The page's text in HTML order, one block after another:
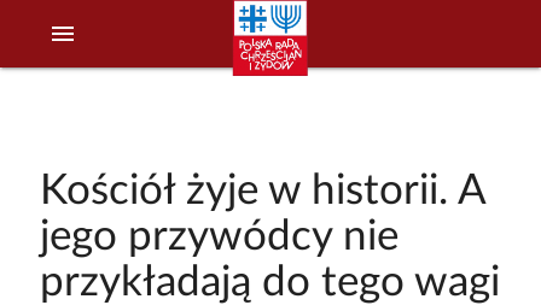
menu
Kościół żyje w historii. A
jego przywódcy nie
przykładają do tego wagi